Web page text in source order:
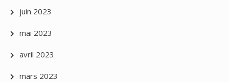
juin 2023
mai 2023
avril 2023
mars 2023